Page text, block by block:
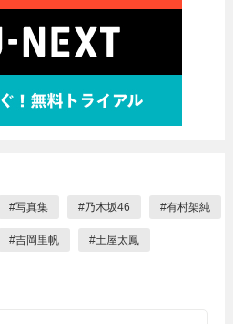
#写真集 #乃木坂46 #有村架純
#吉岡里帆 #土屋太鳳